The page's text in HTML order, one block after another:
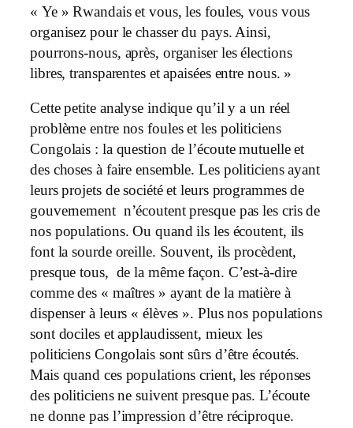
« Ye » Rwandais et vous, les foules, vous vous
organisez pour le chasser du pays. Ainsi,
pourrons-nous, après, organiser les élections
libres, transparentes et apaisées entre nous. »
Cette petite analyse indique qu’il y a un réel
problème entre nos foules et les politiciens
Congolais : la question de l’écoute mutuelle et
des choses à faire ensemble. Les politiciens ayant
leurs projets de société et leurs programmes de
gouvernement n’écoutent presque pas les cris de
nos populations. Ou quand ils les écoutent, ils
font la sourde oreille. Souvent, ils procèdent,
presque tous, de la même façon. C’est-à-dire
comme des « maîtres » ayant de la matière à
dispenser à leurs « élèves ». Plus nos populations
sont dociles et applaudissent, mieux les
politiciens Congolais sont sûrs d’être écoutés.
Mais quand ces populations crient, les réponses
des politiciens ne suivent presque pas. L’écoute
ne donne pas l’impression d’être réciproque.